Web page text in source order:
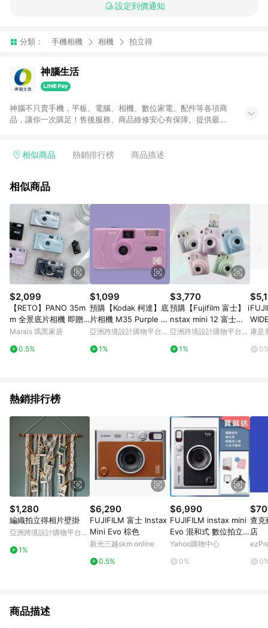
設定到價通知
分類： 手機相機 相機 拍立得
神腦生活
神腦不只賣手機，平板、電腦、相機、數位家電、配件等各項商
品，讓你一次購足！售後服務、商品維修安心有保障。提供最新
相似商品 熱銷排行榜 商品描述
相似商品
$2,099
【RETO】PANO 35m
m 全景底片相機 即贈
波士頓彩色底片 ISO40
Boston Film ISO400
Marais 瑪黑家居
0.5%
$1,099
預購【Kodak 柯達】底
片相機 M35 Purple 紫
色
亞洲跨境設計購物平台
1%
$3,770
預購【Fujifilm 富士】 i
nstax mini 12 富士拍
立得相機+白底底片
亞洲跨境設計購物平台
1%
拍
康是
熱銷排行榜
$1,280
編織拍立得相片壁掛
亞洲跨境設計購物平台
1%
$6,290
FUJIFILM 富士 Instax
Mini Evo 棕色
新光三越skm online
0.5%
$6,990
FUJIFILM instax mini
Evo 混和式 數位拍立
得相機 公司貨 EVO
Yahoo購物中心
0%
查克
店
商品描述